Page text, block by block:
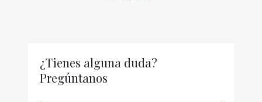
¿Tienes alguna duda?
Pregúntanos